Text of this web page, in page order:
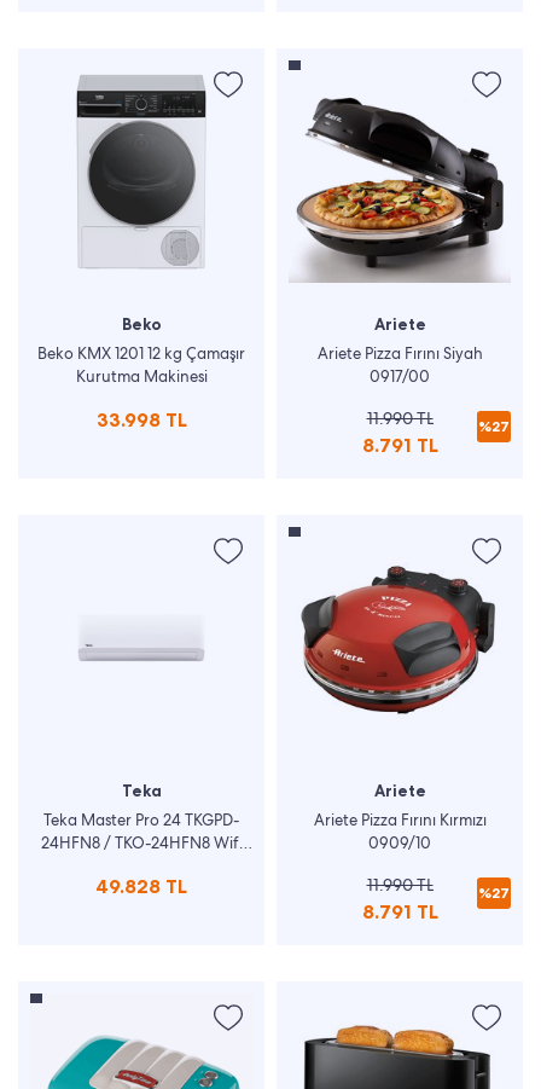
Beko
Beko KMX 1201 12 kg Çamaşır
Kurutma Makinesi
33.998 TL
Ariete
Ariete Pizza Fırını Siyah
0917/00
11.990 TL
8.791 TL
%27
Teka
Teka Master Pro 24 TKGPD-
24HFN8 / TKO-24HFN8 Wifi
Klima
49.828 TL
Ariete
Ariete Pizza Fırını Kırmızı
0909/10
11.990 TL
8.791 TL
%27